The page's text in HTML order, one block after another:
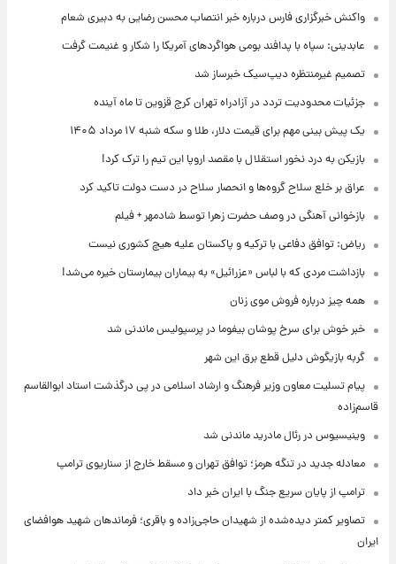
واکنش خبرگزاری فارس درباره خبر انتصاب محسن رضایی به دبیری شعام
عابدینی: سپاه با پدافند بومی هواگردهای آمریکا را شکار و غنیمت گرفت
تصمیم غیرمنتظره دیپ‌سیک خبرساز شد
جزئیات محدودیت تردد در آزادراه تهران کرج قزوین تا ماه آینده
یک پیش ‌بینی مهم برای قیمت دلار، طلا و سکه شنبه ۱۷ مرداد ۱۴۰۵
بازیکن به درد نخور استقلال با مقصد اروپا این تیم را ترک کرد!
عراق بر خلع سلاح گروه‌ها و انحصار سلاح در دست دولت تاکید کرد
بازخوانی آهنگی در وصف حضرت زهرا توسط شادمهر + فیلم
ریاض: توافق دفاعی با ترکیه و پاکستان علیه هیچ کشوری نیست
بازداشت مردی که با لباس «عزرائیل» به بیماران بیمارستان خیره می‌شد!
همه چیز درباره فروش موی زنان
خبر خوش برای سرخ پوشان بیفوما در پرسپولیس ماندنی شد
گربه بازیگوش دلیل قطع برق این شهر
پیام تسلیت معاون وزیر فرهنگ و ارشاد اسلامی در پی درگذشت استاد ابوالقاسم
قاسم‌زاده
وینیسیوس در رئال مادرید ماندنی شد
معادله جدید در تنگه هرمز؛ توافق تهران و مسقط خارج از سناریوی ترامپ
ترامپ از پایان سریع جنگ با ایران خبر داد
تصاویر کمتر دیده‌شده از شهیدان حاجی‌زاده و باقری؛ فرماندهان شهید هوافضای
ایران